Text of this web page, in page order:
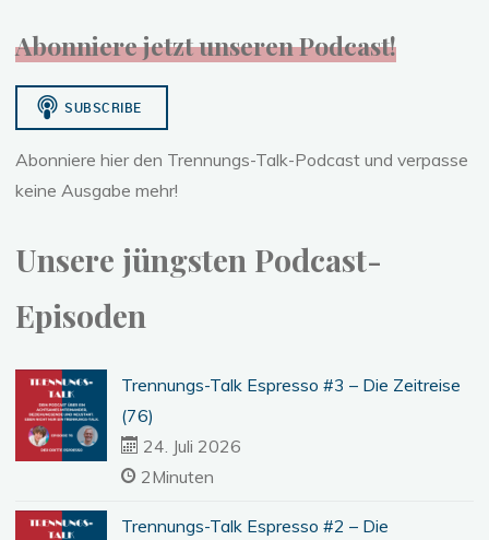
Abonniere jetzt unseren Podcast!
Abonniere hier den Trennungs-Talk-Podcast und verpasse
keine Ausgabe mehr!
Unsere jüngsten Podcast-
Episoden
Trennungs-Talk Espresso #3 – Die Zeitreise
(76)
24. Juli 2026
2Minuten
Trennungs-Talk Espresso #2 – Die